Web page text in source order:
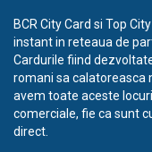
BCR City Card si Top
instant in reteaua de
Cardurile fiind
romani sa calatoreasca
avem toate aceste
comerciale, fie ca sunt
direct.